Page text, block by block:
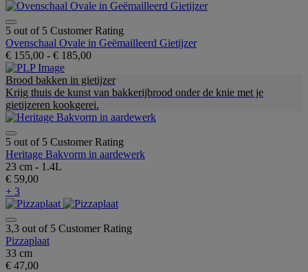
5 out of 5 Customer Rating
Ovenschaal Ovale in Geëmailleerd Gietijzer
€ 155,00 - € 185,00
Brood bakken in gietijzer
Krijg thuis de kunst van bakkerijbrood onder de knie met je
gietijzeren kookgerei.
5 out of 5 Customer Rating
Heritage Bakvorm in aardewerk
23 cm - 1.4L
€ 59,00
+ 3
3,3 out of 5 Customer Rating
Pizzaplaat
33 cm
€ 47,00